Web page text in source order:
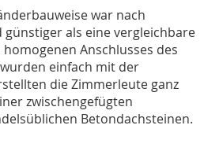
war nach
als eine vergleichbare
Anschlusses des
einfach mit der
die Zimmerleute ganz
zwischengefügten
Betondachsteinen.